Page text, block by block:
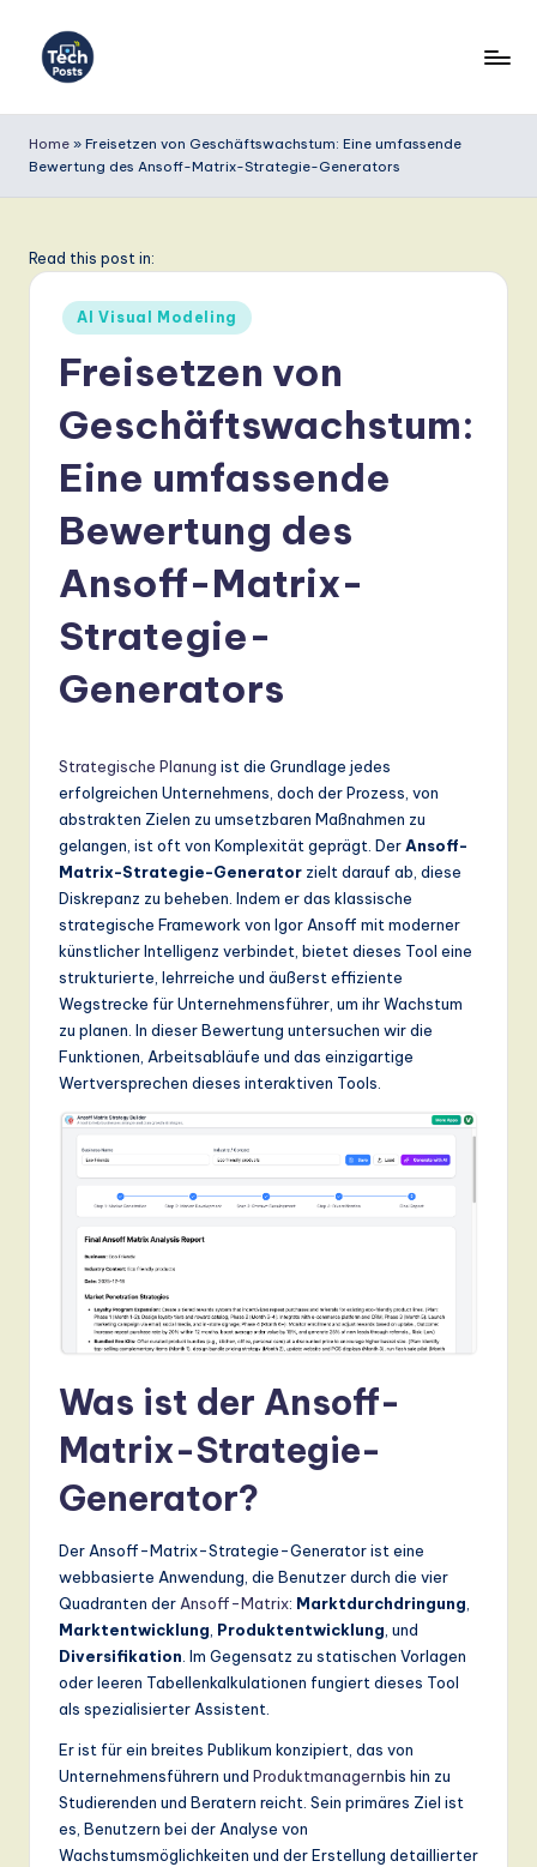
e
c
P
G
m
T
ft
w
D
ig
it
Home » Freisetzen von Geschäftswachstum: Eine umfassende
Bewertung des Ansoff-Matrix-Strategie-Generators
Read this post in:
Posted
in
AI Visual Modeling
Freisetzen von
Geschäftswachstum:
Eine umfassende
Bewertung des
Ansoff-Matrix-
Strategie-
Generators
Strategische Planung ist die Grundlage jedes
erfolgreichen Unternehmens, doch der Prozess, von
abstrakten Zielen zu umsetzbaren Maßnahmen zu
gelangen, ist oft von Komplexität geprägt. DerAnsoff-
Matrix-Strategie-Generator zielt darauf ab, diese
Diskrepanz zu beheben. Indem er das klassische
strategische Framework von Igor Ansoff mit moderner
künstlicher Intelligenz verbindet, bietet dieses Tool eine
strukturierte, lehrreiche und äußerst effiziente
Wegstrecke für Unternehmensführer, um ihr Wachstum
zu planen. In dieser Bewertung untersuchen wir die
Funktionen, Arbeitsabläufe und das einzigartige
Wertversprechen dieses interaktiven Tools.
Was ist der Ansoff-
Matrix-Strategie-
Generator?
Der Ansoff-Matrix-Strategie-Generator ist eine
webbasierte Anwendung, die Benutzer durch die vier
Quadranten derAnsoff-Matrix: Marktdurchdringung,
Marktentwicklung, Produktentwicklung, und
Diversifikation. Im Gegensatz zu statischen Vorlagen
oder leeren Tabellenkalkulationen fungiert dieses Tool
als spezialisierter Assistent.
Er ist für ein breites Publikum konzipiert, das von
Unternehmensführern und Produktmanagernbis hin zu
Studierenden und Beratern reicht. Sein primäres Ziel ist
es, Benutzern bei der Analyse von
Wachstumsmöglichkeiten und der Erstellung detaillierter